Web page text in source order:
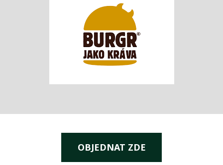
OBJEDNAT ZDE